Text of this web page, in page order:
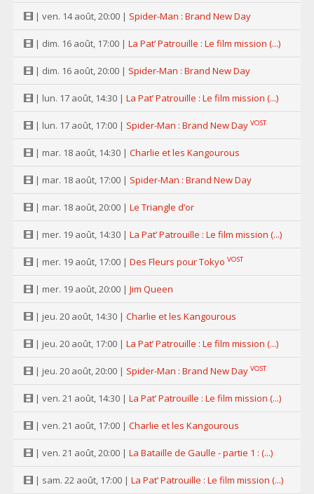
| ven. 14 août, 20:00 | Spider-Man : Brand New Day
| dim. 16 août, 17:00 | La Pat’ Patrouille : Le film mission (...)
| dim. 16 août, 20:00 | Spider-Man : Brand New Day
| lun. 17 août, 14:30 | La Pat’ Patrouille : Le film mission (...)
| lun. 17 août, 17:00 | Spider-Man : Brand New Day VOST
| mar. 18 août, 14:30 | Charlie et les Kangourous
| mar. 18 août, 17:00 | Spider-Man : Brand New Day
| mar. 18 août, 20:00 | Le Triangle d’or
| mer. 19 août, 14:30 | La Pat’ Patrouille : Le film mission (...)
| mer. 19 août, 17:00 | Des Fleurs pour Tokyo VOST
| mer. 19 août, 20:00 | Jim Queen
| jeu. 20 août, 14:30 | Charlie et les Kangourous
| jeu. 20 août, 17:00 | La Pat’ Patrouille : Le film mission (...)
| jeu. 20 août, 20:00 | Spider-Man : Brand New Day VOST
| ven. 21 août, 14:30 | La Pat’ Patrouille : Le film mission (...)
| ven. 21 août, 17:00 | Charlie et les Kangourous
| ven. 21 août, 20:00 | La Bataille de Gaulle - partie 1 : (...)
| sam. 22 août, 17:00 | La Pat’ Patrouille : Le film mission (...)